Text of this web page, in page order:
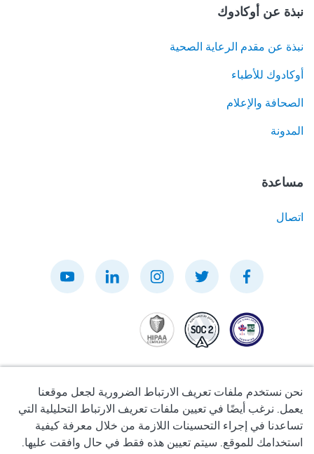
نبذة عن أوكادوك
نبذة عن مقدم الرعاية الصحية
أوكادوك للأطباء
الصحافة والإعلام
المدونة
مساعدة
اتصال
سياسة الخصوصية
نحن نستخدم ملفات تعريف الارتباط الضرورية لجعل موقعنا
يعمل. نرغب أيضًا في تعيين ملفات تعريف الارتباط التحليلية التي
تساعدنا في إجراء التحسينات اللازمة من خلال معرفة كيفية
استخدامك للموقع. سيتم تعيين هذه فقط في حال وافقت عليها.